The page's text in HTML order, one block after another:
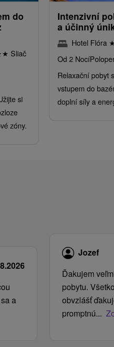
do
★ Sliač
si
zóny.
Intenzivní
a účinný
Hotel Flóra ★
Od 2 Nocí
Relaxační pobyt
vstupem do
doplní síly a
a
Jozef
Ďakujem
pobytu.
obvzlášť
promptnú...